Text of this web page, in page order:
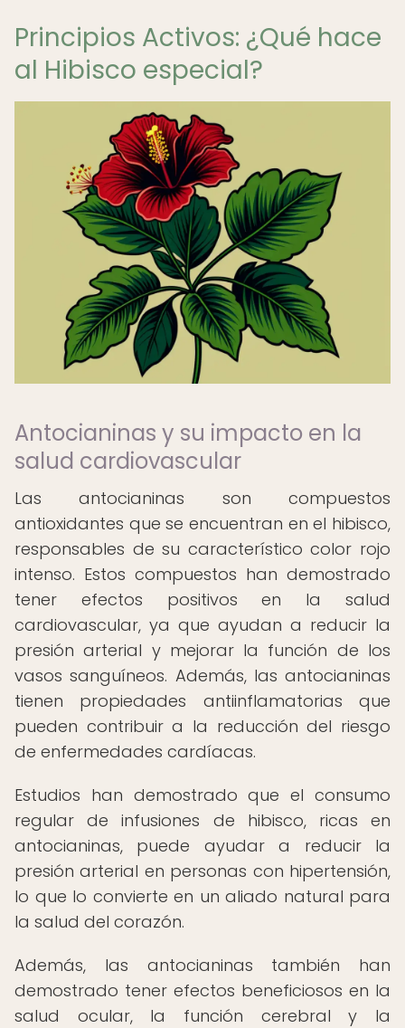
Principios Activos: ¿Qué hace
al Hibisco especial?
Antocianinas y su impacto en la
salud cardiovascular
Las antocianinas son compuestos
antioxidantes que se encuentran en el hibisco,
responsables de su característico color rojo
intenso. Estos compuestos han demostrado
tener efectos positivos en la salud
cardiovascular, ya que ayudan a reducir la
presión arterial y mejorar la función de los
vasos sanguíneos. Además, las antocianinas
tienen propiedades antiinflamatorias que
pueden contribuir a la reducción del riesgo
de enfermedades cardíacas.
Estudios han demostrado que el consumo
regular de infusiones de hibisco, ricas en
antocianinas, puede ayudar a reducir la
presión arterial en personas con hipertensión,
lo que lo convierte en un aliado natural para
la salud del corazón.
Además, las antocianinas también han
demostrado tener efectos beneficiosos en la
salud ocular, la función cerebral y la